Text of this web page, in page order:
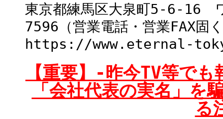
東京都練馬区大泉町5-6-16
7596（営業電話・営業FAX固
https://www.eternal-
【重要】-昨今TV等で
「会社代表の実名」を
る